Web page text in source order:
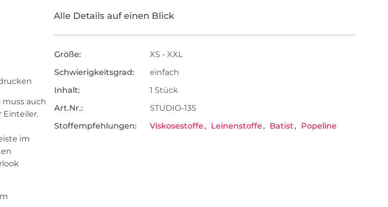
auch
Einteiler.
im
Alle Details auf einen Blick
Größe:
XS - XXL
Schwierigkeitsgrad:
einfach
Inhalt:
1 Stück
Art.Nr.:
STUDIO-135
Stoffempfehlungen:
Viskosestoffe Leinenstoffe Batist Popeline